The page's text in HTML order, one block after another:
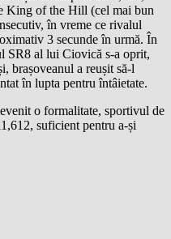
King of the Hill (cel mai bun
în vreme ce rivalul
3 secunde în urmă. În
SR8 al lui Ciovică s-a oprit,
brașoveanul a reușit să-l
în lupta pentru întâietate.
o formalitate, sportivul de
suficient pentru a-și